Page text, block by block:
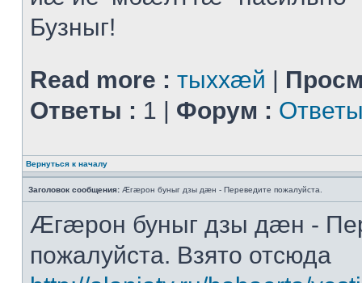
Бузныг!
Read more : тыххӕй |
Ответы : 1 | Форум :
Вернуться к началу
Заголовок сообщения: Æгæрон буныг дзы дæн - Переведите пожалуйста.
Æгæрон буныг дзы дæн -
пожалуйста. Взято отсюда